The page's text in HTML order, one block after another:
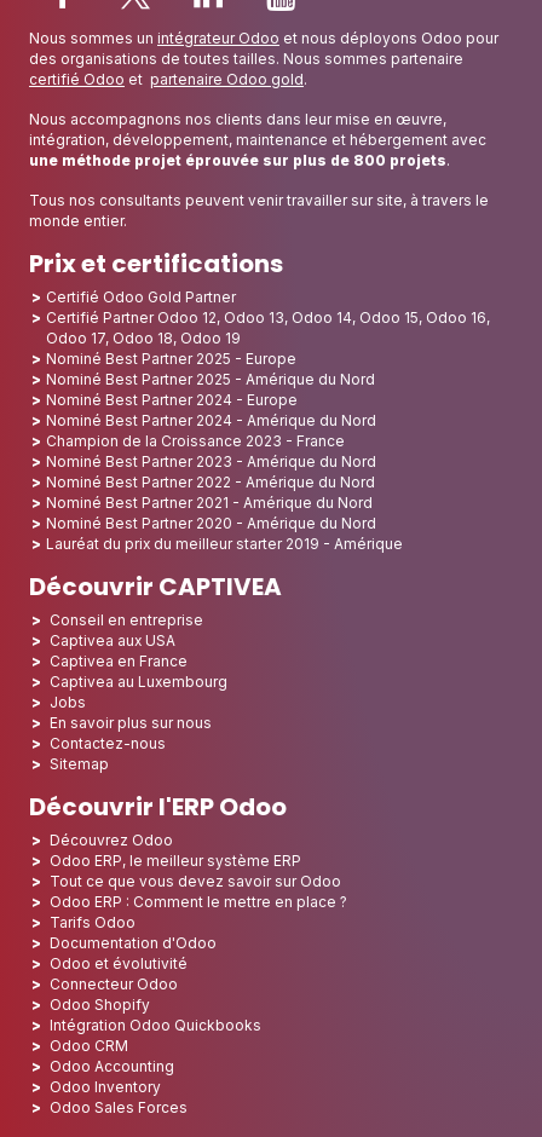
Nous sommes un intégrateur Odoo et nous déployons Odoo pour
des organisations de toutes tailles. Nous sommes partenaire
certifié Odoo et partenaire Odoo gold.
Nous accompagnons nos clients dans leur mise en œuvre,
intégration, développement, maintenance et hébergement avec
une méthode projet éprouvée sur plus de 800 projets.
Tous nos consultants peuvent venir travailler sur site, à travers le
monde entier.
Prix et certifications
Certifié Odoo Gold Partner
Certifié Partner Odoo 12, Odoo 13, Odoo 14, Odoo 15, Odoo 16,
Odoo 17, Odoo 18, Odoo 19
Nominé Best Partner 2025 - Europe
Nominé Best Partner 2025 - Amérique du Nord
Nominé Best Partner 2024 - Europe
Nominé Best Partner 2024 - Amérique du Nord
Champion de la Croissance 2023 - France
Nominé Best Partner 2023 - Amérique du Nord
Nominé Best Partner 2022 - Amérique du Nord
Nominé Best Partner 2021 - Amérique du Nord
Nominé Best Partner 2020 - Amérique du Nord
Lauréat du prix du meilleur starter 2019 - Amérique
Découvrir CAPTIVEA
Conseil en entreprise
Captivea aux USA
Captivea en France
Captivea au Luxembourg
Jobs
En savoir plus sur nous
Contactez-nous
Sitemap
Découvrir l'ERP Odoo
Découvrez Odoo
Odoo ERP, le meilleur système ERP
Tout ce que vous devez savoir sur Odoo
Odoo ERP : Comment le mettre en place ?
Tarifs Odoo
Documentation d'Odoo
Odoo et évolutivité
Connecteur Odoo
Odoo Shopify
Intégration Odoo Quickbooks
Odoo CRM
Odoo Accounting
Odoo Inventory
Odoo Sales Forces